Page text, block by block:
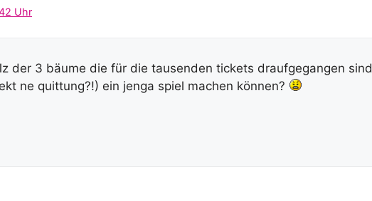
Uhr
der 3 bäume die für die tausenden tickets draufgegangen sind
ne quittung?!) ein jenga spiel machen können?